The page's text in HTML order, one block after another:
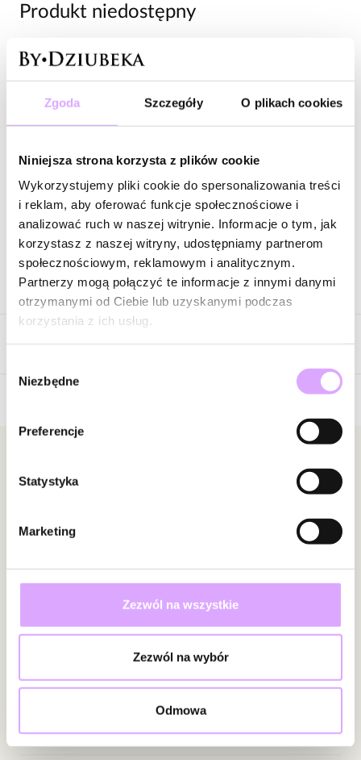
Zgoda Szczegóły O plikach cookies
Niniejsza strona korzysta z plików cookie
Wykorzystujemy pliki cookie do spersonalizowania treści
i reklam, aby oferować funkcje społecznościowe i
analizować ruch w naszej witrynie. Informacje o tym, jak
korzystasz z naszej witryny, udostępniamy partnerom
społecznościowym, reklamowym i analitycznym.
Partnerzy mogą połączyć te informacje z innymi danymi
otrzymanymi od Ciebie lub uzyskanymi podczas
korzystania z ich usług.
zgody
Niezbędne
Preferencje
Statystyka
Marketing
Zezwól na wszystkie
Zezwól na wybór
Odmowa
Produkt niedostępny
Twój adres email
Zapytaj o produkt
Opis produktu
Surowiec: mosiądz.
Kolor surowca: złoty.
Wielkość broszki: 2,20 cm x 3,00 cm.
Opinie
Jeszcze nikt nie ocenił tego produktu.
produkcie!
W naszej witrynie opinie mogą dodawać tylko
Wprowadzając i zatwierdzając swoje dane wyrażasz zgodę na
otrzymywanie newslettera na zasadach określonych w
Regulaminie.
Informacje